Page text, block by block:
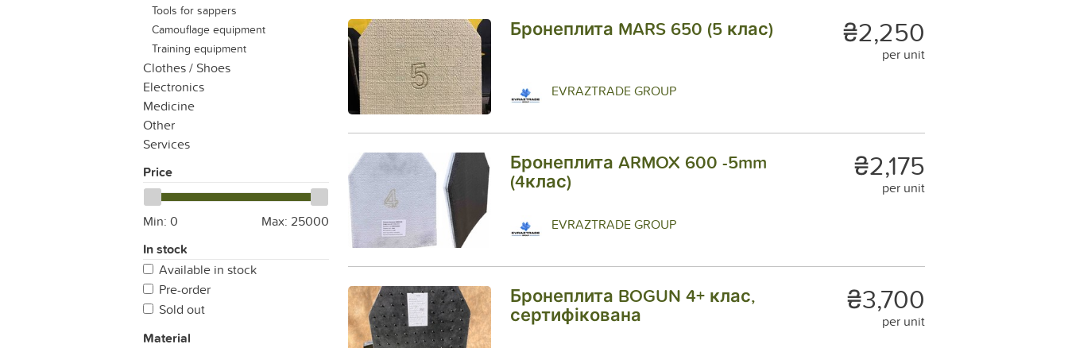
Tools for sappers
Camouflage equipment
Training equipment
Clothes / Shoes
Electronics
Medicine
Other
Services
Price
Min: 0 Max: 25000
In stock
Available in stock
Pre-order
Sold out
Material
₴2,250
per unit
Бронеплита MARS 650 (5 клас)
EVRAZTRADE GROUP
₴2,175
per unit
Бронеплита ARMOX 600 -5mm
(4клас)
EVRAZTRADE GROUP
₴3,700
per unit
Бронеплита BOGUN 4+ клас,
сертифікована